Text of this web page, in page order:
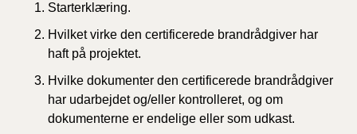
Starterklæring.
Hvilket virke den certificerede brandrådgiver har
haft på projektet.
Hvilke dokumenter den certificerede brandrådgiver
har udarbejdet og/eller kontrolleret, og om
dokumenterne er endelige eller som udkast.